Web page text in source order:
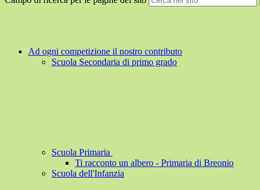
Ad ogni competizione il nostro contributo
Scuola Secondaria di primo grado
Scuola Primaria
Ti racconto un albero - Primaria di Breonio
Scuola dell'Infanzia